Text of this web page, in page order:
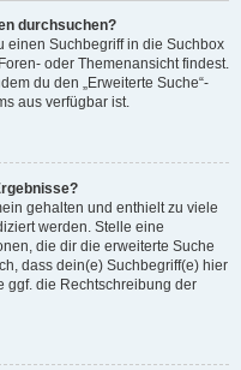
durchsuchen?
einen Suchbegriff in die Suchbox
oder Themenansicht findest.
du den „Erweiterte Suche“-
aus verfügbar ist.
gehalten und enthielt zu viele
werden. Stelle eine
die dir die erweiterte Suche
dass dein(e) Suchbegriff(e) hier
ggf. die Rechtschreibung der